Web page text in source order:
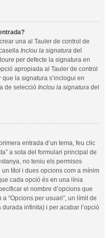
una al Tauler de control de
Inclou la signatura del
per defecte la signatura en
apropiada al Tauler de control
la signatura s’inclogui en
de selecció Inclou la signatura del
entrada d’un tema, feu clic
a sota del formulari principal de
no teniu els permisos
títol i dues opcions com a mínim
cada opció és en una línia
el nombre d’opcions que
“Opcions per usuari”, un límit de
infinita) i per acabar l’opció